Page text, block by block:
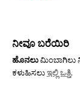
ನೀವೂ ಬರೆಯಿರಿ
ಹೊನಲುಮಿಂಬಾಗಿಲು
ಕಳುಹಿಸಲುಇಲ್ಲಿ ಒತ್ತಿ.